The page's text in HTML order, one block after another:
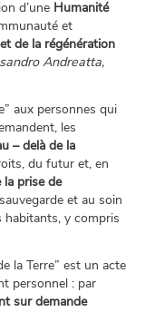
d’une Humanité
et
de la régénération
Andreatta,
aux personnes qui
les
– delà de la
du futur et, en
la prise de
et au soin
habitants, y compris
la Terre” est un acte
personnel : par
sur demande